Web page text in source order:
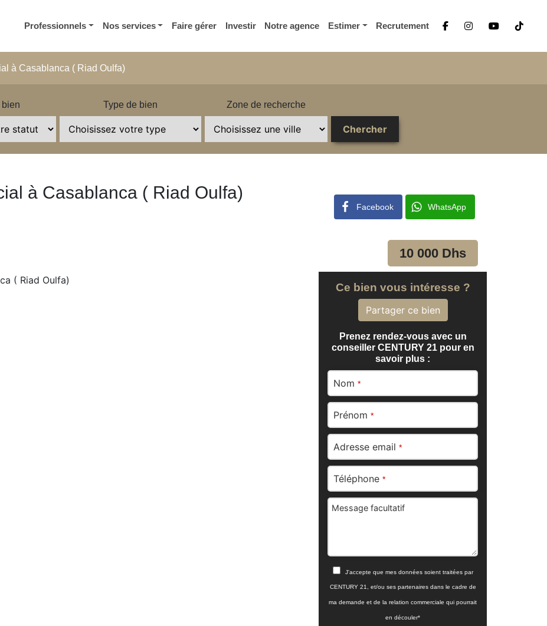
Professionnels Nos services Faire gérer Investir Notre agence Estimer Recrutement
à Casablanca ( Riad Oulfa)
bien Type de bien Zone de recherche
à Casablanca ( Riad Oulfa)
Facebook WhatsApp
10 000 Dhs
Ce bien vous intéresse ?
Partager ce bien
Prenez rendez-vous avec un
conseiller CENTURY 21 pour en
savoir plus :
Nom *
Prénom *
Adresse email *
Téléphone *
Message facultatif
J'accepte que mes données soient traitées par
CENTURY 21, et/ou ses partenaires dans le cadre de
ma demande et de la relation commerciale qui pourrait
en découler*